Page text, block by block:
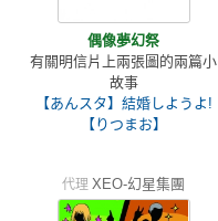
偶像夢幻祭
有關明信片上兩張圖的兩篇小
故事
【あんスタ】結婚しようよ!
【りつまお】
代理 XEO-幻星集團